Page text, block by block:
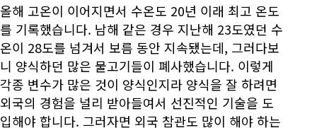
올해 고온이 이어지면서 수온도 20년 이래 최고 온도
를 기록했습니다. 남해 같은 경우 지난해 23도였던 수
온이 28도를 넘겨서 보름 동안 지속됐는데, 그러다보
니 양식하던 많은 물고기들이 폐사했습니다. 이렇게
각종 변수가 많은 것이 양식인지라 양식을 잘 하려면
외국의 경험을 널리 받아들여서 선진적인 기술을 도
입해야 합니다. 그러자면 외국 참관도 많이 해야 하는